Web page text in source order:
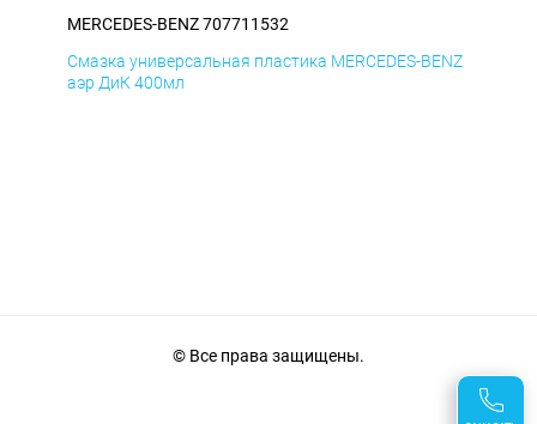
MERCEDES-BENZ 707711532
Смазка универсальная пластика MERCEDES-BENZ
аэр ДиК 400мл
© Все права защищены.